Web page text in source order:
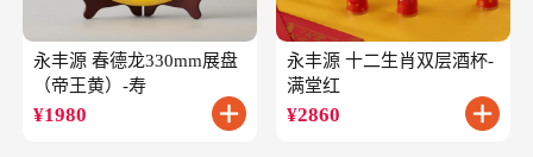
永丰源 春德龙330mm展盘
（帝王黄）-寿
¥1980
永丰源 十二生肖双层酒杯-
满堂红
¥2860